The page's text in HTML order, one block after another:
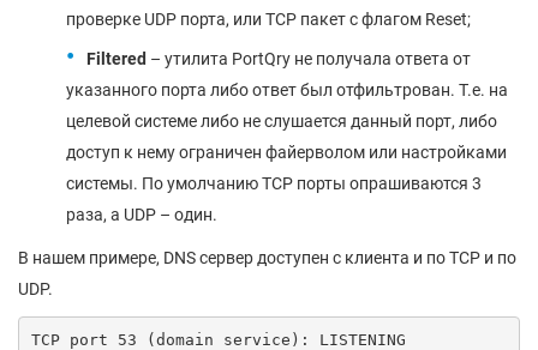
проверке UDP порта, или TCP пакет с флагом Reset;
Filtered – утилита PortQry не получала ответа от
указанного порта либо ответ был отфильтрован. Т.е. на
целевой системе либо не слушается данный порт, либо
доступ к нему ограничен файерволом или настройками
системы. По умолчанию TCP порты опрашиваются 3
раза, а UDP – один.
В нашем примере, DNS сервер доступен с клиента и по TCP и по
UDP.
TCP port 53 (domain service): LISTENING